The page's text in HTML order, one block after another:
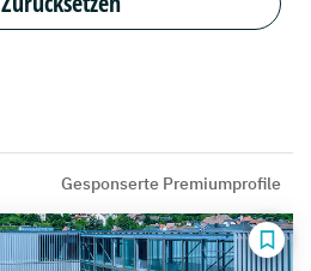
Gesponserte Premiumprofile